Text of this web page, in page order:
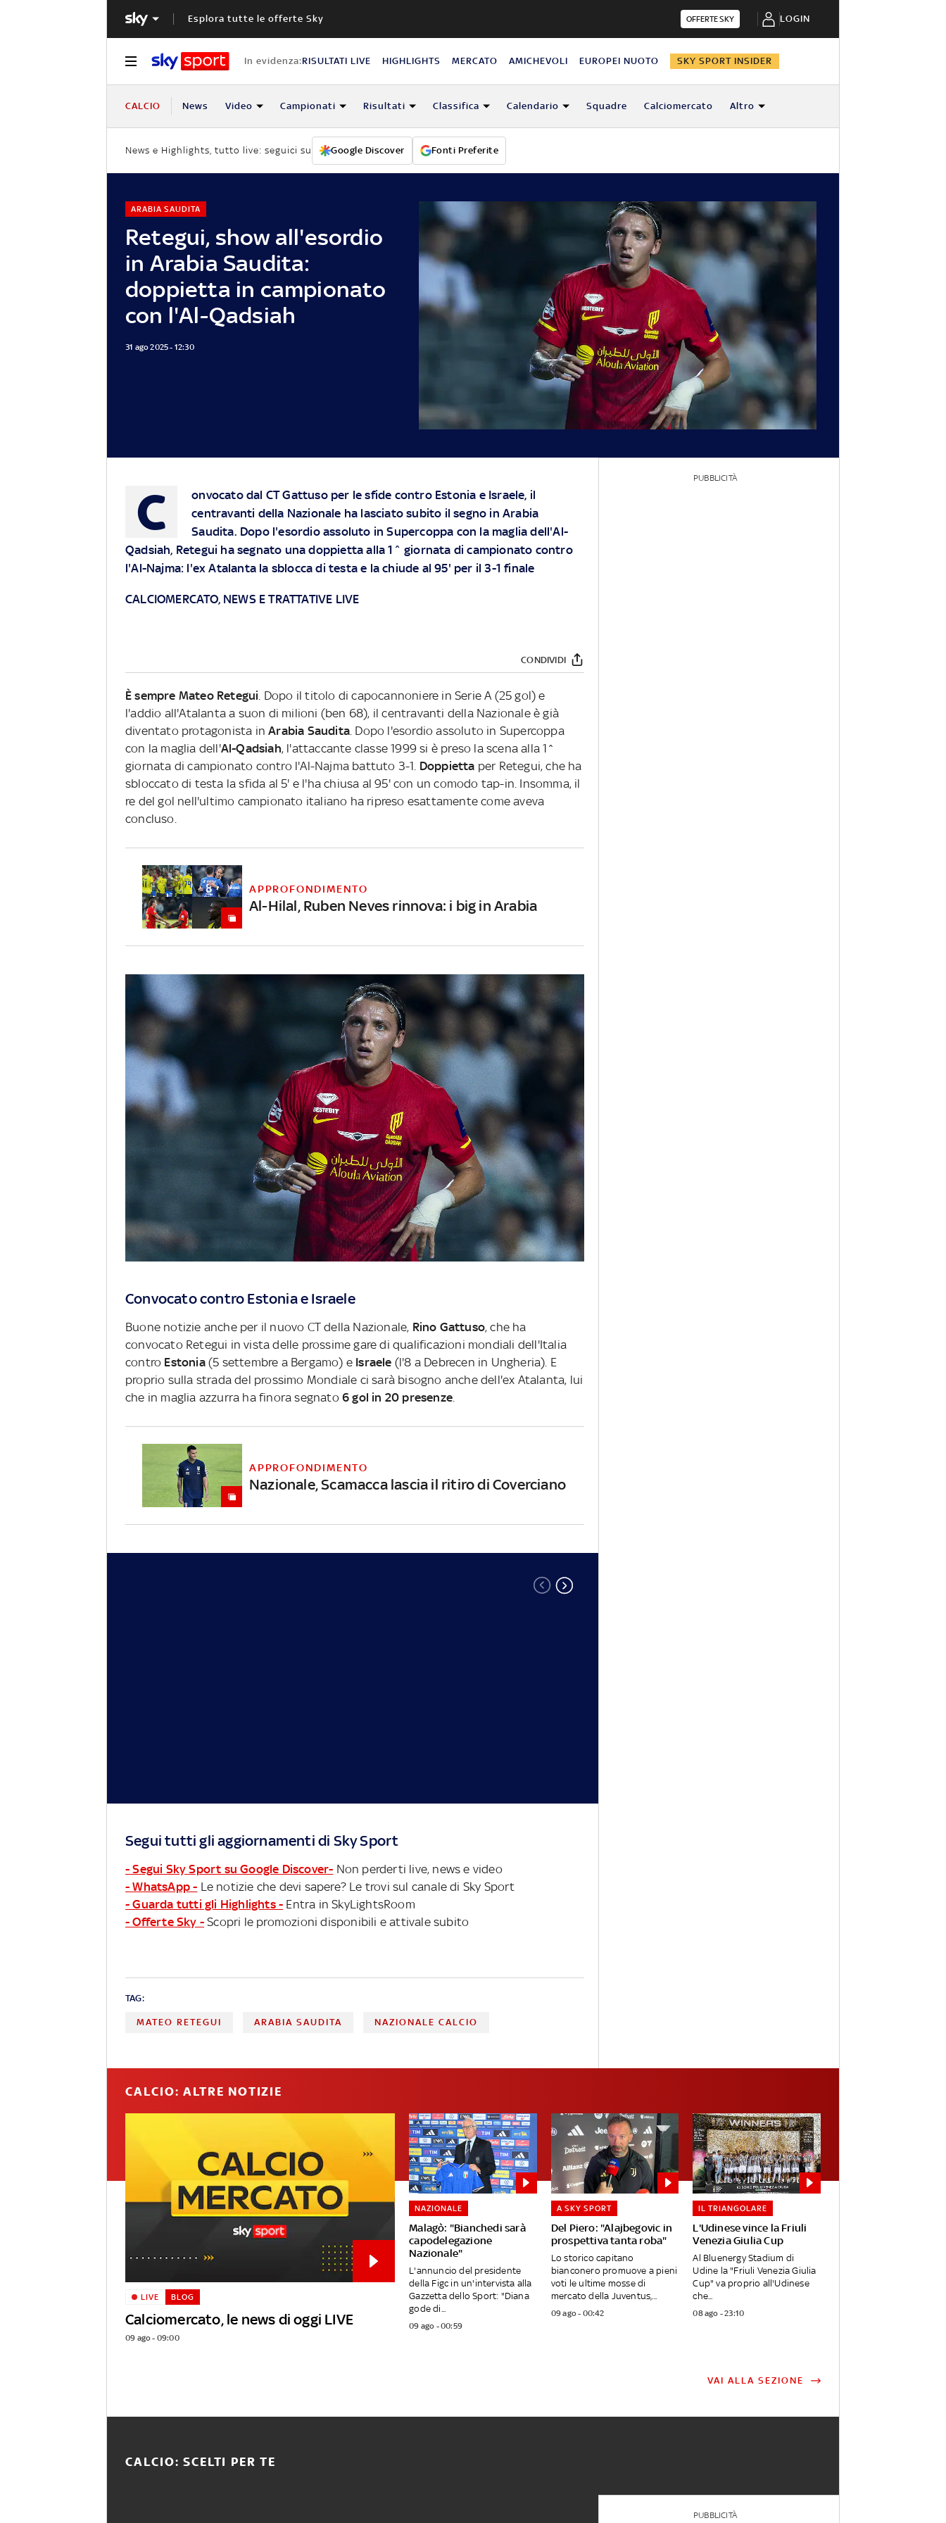
Esplora tutte le offerte Sky OFFERTE SKY LOGIN
In evidenza:RISULTATI LIVE HIGHLIGHTS MERCATO AMICHEVOLI EUROPEI NUOTO SKY SPORT INSIDER
CALCIO News Video Campionati Risultati Classifica Calendario Squadre Calciomercato Altro
News e Highlights, tutto live: seguici su Google Discover Fonti Preferite
Retegui, show all'esordio
in Arabia Saudita:
doppietta in campionato
con l'Al-Qadsiah
ARABIA SAUDITA
31 ago 2025 - 12:30
C
onvocato dal CT Gattuso per le sfide contro Estonia e Israele, il
centravanti della Nazionale ha lasciato subito il segno in Arabia
Saudita. Dopo l'esordio assoluto in Supercoppa con la maglia dell'Al-
Qadsiah, Retegui ha segnato una doppietta alla 1^ giornata di campionato contro
l'Al-Najma: l'ex Atalanta la sblocca di testa e la chiude al 95' per il 3-1 finale
CALCIOMERCATO, NEWS E TRATTATIVE LIVE
CONDIVIDI
È sempre Mateo Retegui. Dopo il titolo di capocannoniere in Serie A (25 gol) e
l'addio all'Atalanta a suon di milioni (ben 68), il centravanti della Nazionale è già
diventato protagonista inArabia Saudita. Dopo l'esordio assoluto in Supercoppa
con la maglia dell'Al-Qadsiah, l'attaccante classe 1999 si è preso la scena alla 1^
giornata di campionato contro l'Al-Najma battuto 3-1. Doppietta per Retegui, che ha
sbloccato di testa la sfida al 5' e l'ha chiusa al 95' con un comodo tap-in. Insomma, il
re del gol nell'ultimo campionato italiano ha ripreso esattamente come aveva
concluso.
APPROFONDIMENTO
Al-Hilal, Ruben Neves rinnova: i big in Arabia
Convocato contro Estonia e Israele
Buone notizie anche per il nuovo CT della Nazionale, Rino Gattuso, che ha
convocato Retegui in vista delle prossime gare di qualificazioni mondiali dell'Italia
contro Estonia(5 settembre a Bergamo) e Israele (l'8 a Debrecen in Ungheria). E
proprio sulla strada del prossimo Mondiale ci sarà bisogno anche dell'ex Atalanta, lui
che in maglia azzurra ha finora segnato 6 gol in 20 presenze.
APPROFONDIMENTO
Nazionale, Scamacca lascia il ritiro di Coverciano
Segui tutti gli aggiornamenti di Sky Sport
- Segui Sky Sport su Google Discover- Non perderti live, news e video
- WhatsApp - Le notizie che devi sapere? Le trovi sul canale di Sky Sport
- Guarda tutti gli Highlights - Entra in SkyLightsRoom
- Offerte Sky - Scopri le promozioni disponibili e attivale subito
TAG:
MATEO RETEGUI ARABIA SAUDITA NAZIONALE CALCIO
PUBBLICITÀ
CALCIO: ALTRE NOTIZIE
Calciomercato, le news di oggi LIVE
LIVE BLOG
09 ago - 09:00
Malagò: "Bianchedi sarà
capodelegazione
Nazionale"
NAZIONALE
L'annuncio del presidente
della Figc in un'intervista alla
Gazzetta dello Sport: "Diana
gode di...
09 ago - 00:59
Del Piero: "Alajbegovic in
prospettiva tanta roba"
A SKY SPORT
Lo storico capitano
bianconero promuove a pieni
voti le ultime mosse di
mercato della Juventus,...
09 ago - 00:42
L'Udinese vince la Friuli
Venezia Giulia Cup
IL TRIANGOLARE
Al Bluenergy Stadium di
Udine la "Friuli Venezia Giulia
Cup" va proprio all'Udinese
che...
08 ago - 23:10
VAI ALLA SEZIONE
CALCIO: SCELTI PER TE
PUBBLICITÀ